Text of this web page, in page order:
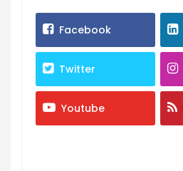
Facebook
Twitter
Youtube